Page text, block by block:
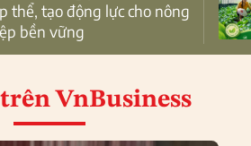
thể, tạo động lực cho nông
bền vững
trên VnBusiness